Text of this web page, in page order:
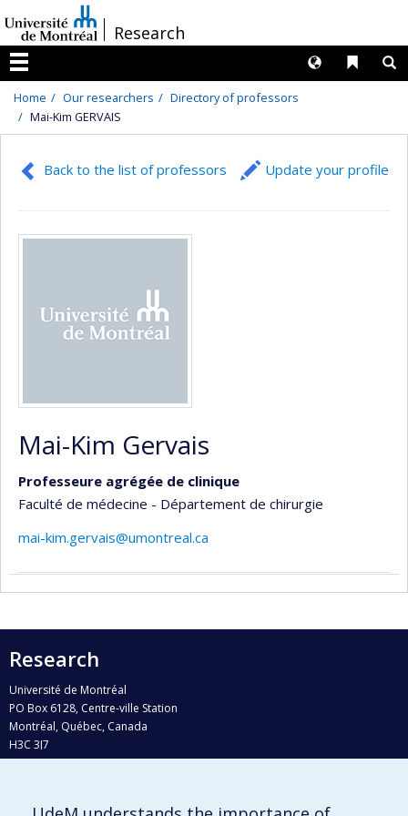
au
contenu
/Research
Menu
Liens
Langues
Home Our researchers
Directory of professors
Mai-Kim GERVAIS
Back to the list of professors Update your profile
Mai-Kim Gervais
Professeure agrégée de clinique
Faculté de médecine - Département de chirurgie
mai-kim.gervais@umontreal.ca
Research
Université de Montréal
PO Box 6128, Centre-ville Station
Montréal, Québec, Canada
H3C 3J7